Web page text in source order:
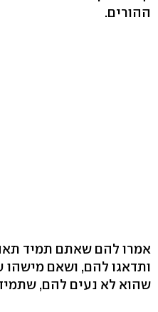
ההורים‭.
אמרו להם שאתם תמיד
ותדאגו להם, ושאם
שהוא לא נעים להם,